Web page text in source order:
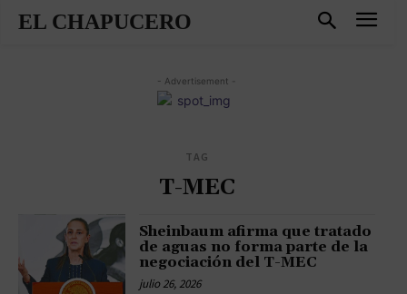
EL CHAPUCERO
- Advertisement -
TAG
T-MEC
Sheinbaum afirma que tratado
de aguas no forma parte de la
negociación del T-MEC
julio 26, 2026